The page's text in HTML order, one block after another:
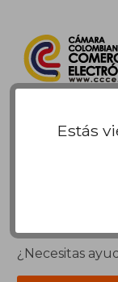
¿Necesitas
Estás